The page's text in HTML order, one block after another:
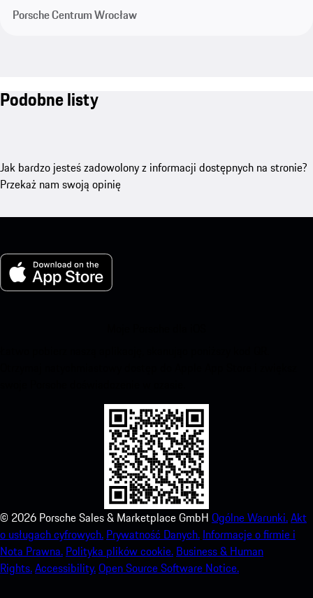
Porsche Centrum Wrocław
Podobne listy
Jak bardzo jesteś zadowolony z informacji dostępnych na stronie?
Przekaż nam swoją opinię
© 2026 Porsche Sales & Marketplace GmbH Ogólne Warunki.Akt
o usługach cyfrowych. Prywatność Danych. Informacje o firmie i
Nota Prawna. Polityka plików cookie. Business & Human
Rights.Accessibility.Open Source Software Notice.